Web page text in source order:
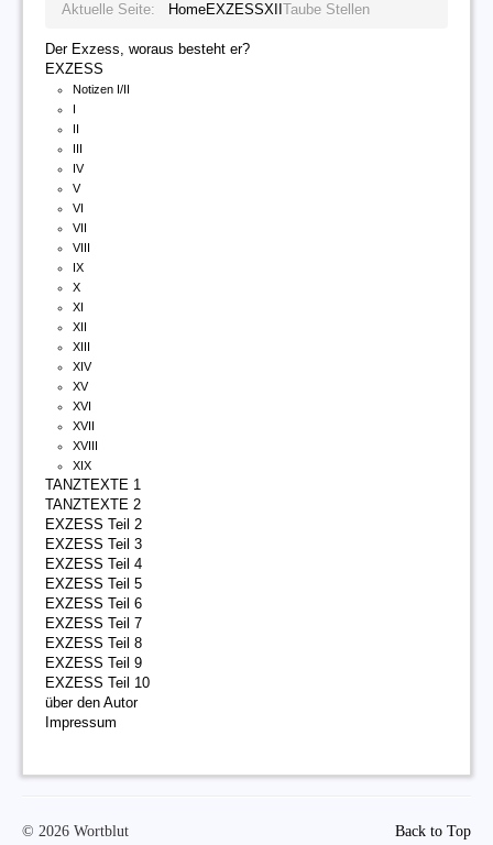
Aktuelle Seite: HomeEXZESSXII Taube Stellen
Der Exzess, woraus besteht er?
EXZESS
Notizen I/II
I
II
III
IV
V
VI
VII
VIII
IX
X
XI
XII
XIII
XIV
XV
XVI
XVII
XVIII
XIX
TANZTEXTE 1
TANZTEXTE 2
EXZESS Teil 2
EXZESS Teil 3
EXZESS Teil 4
EXZESS Teil 5
EXZESS Teil 6
EXZESS Teil 7
EXZESS Teil 8
EXZESS Teil 9
EXZESS Teil 10
über den Autor
Impressum
Back to Top
© 2026 Wortblut